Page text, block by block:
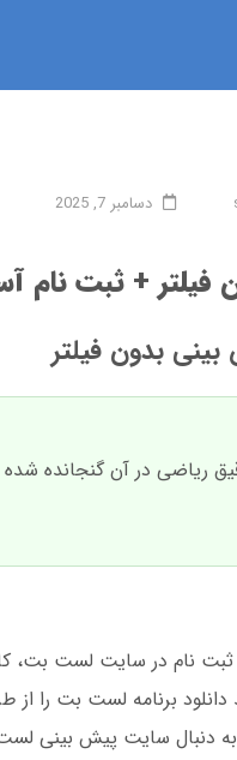
دسامبر 7, 2025
+ ثبت نام
بدون فیلتر
با چگالی دقیق ریاضی در آن
در سال ۱۳۹۵ راه اندازی شد. برای ثبت
برنامه لست بت را از
دنبال سایت پیش بینی